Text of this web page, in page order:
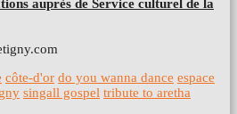
auprès de Service culturel de la
côte-d'or do you wanna dance espace
singall gospel tribute to aretha